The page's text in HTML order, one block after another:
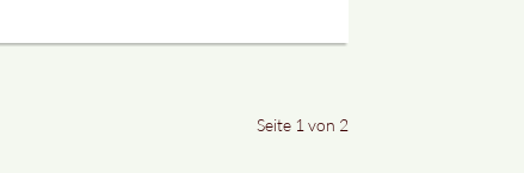
Seite 1 von 2